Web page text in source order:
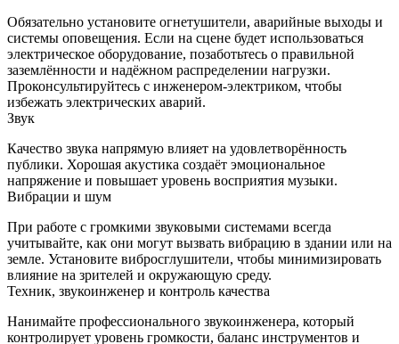
Обязательно установите огнетушители, аварийные выходы и
системы оповещения. Если на сцене будет использоваться
электрическое оборудование, позаботьтесь о правильной
заземлённости и надёжном распределении нагрузки.
Проконсультируйтесь с инженером-электриком, чтобы
избежать электрических аварий.
Звук
Качество звука напрямую влияет на удовлетворённость
публики. Хорошая акустика создаёт эмоциональное
напряжение и повышает уровень восприятия музыки.
Вибрации и шум
При работе с громкими звуковыми системами всегда
учитывайте, как они могут вызвать вибрацию в здании или на
земле. Установите вибросглушители, чтобы минимизировать
влияние на зрителей и окружающую среду.
Техник, звукоинженер и контроль качества
Нанимайте профессионального звукоинженера, который
контролирует уровень громкости, баланс инструментов и